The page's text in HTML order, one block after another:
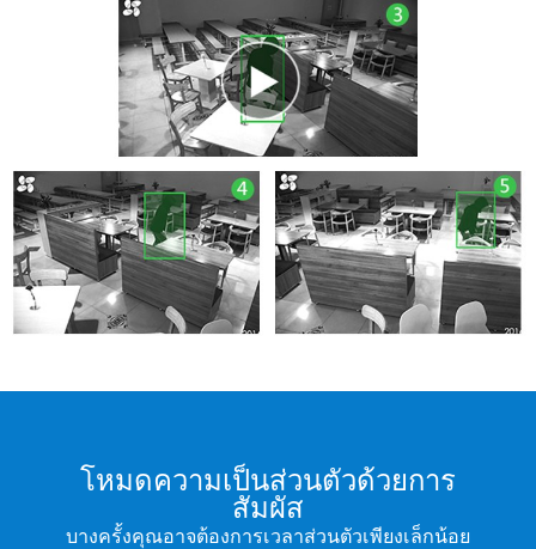
โหมดความเป็นส่วนตัวด้วยการ
สัมผัส
บางครั้งคุณอาจต้องการเวลาส่วนตัวเพียงเล็กน้อย